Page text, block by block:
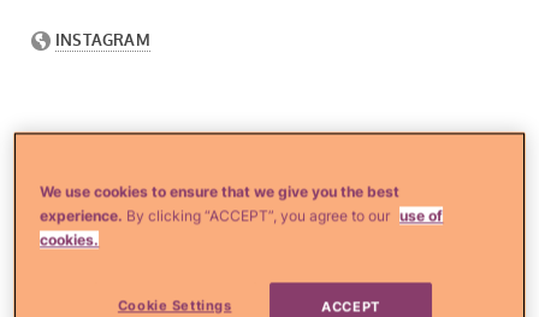
We use cookies to ensure that we give you the best
experience. By clicking “ACCEPT”, you agree to our use of
cookies.
Cookie Settings ACCEPT